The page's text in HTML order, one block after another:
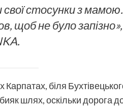
свої стосунки з
не було запізно»,
біля
шлях, оскільки дорога